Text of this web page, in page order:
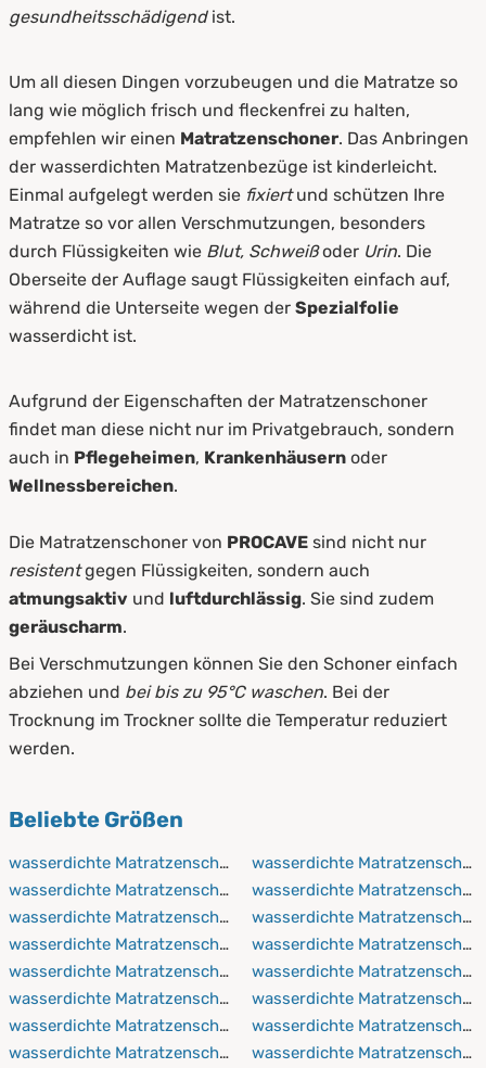
gesundheitsschädigendist.
Um all diesen Dingen vorzubeugen und die Matratze so
lang wie möglich frisch und fleckenfrei zu halten,
empfehlen wir einen Matratzenschoner. Das Anbringen
der wasserdichten Matratzenbezüge ist kinderleicht.
Einmal aufgelegt werden sie fixiertund schützen Ihre
Matratze so vor allen Verschmutzungen, besonders
durch Flüssigkeiten wie Blut, Schweißoder Urin. Die
Oberseite der Auflage saugt Flüssigkeiten einfach auf,
während die Unterseite wegen der Spezialfolie
wasserdicht ist.
Aufgrund der Eigenschaften der Matratzenschoner
findet man diese nicht nur im Privatgebrauch, sondern
auch in Pflegeheimen, Krankenhäusern oder
Wellnessbereichen.
Die Matratzenschoner von PROCAVE sind nicht nur
resistentgegen Flüssigkeiten, sondern auch
atmungsaktiv und luftdurchlässig. Sie sind zudem
geräuscharm.
Bei Verschmutzungen können Sie den Schoner einfach
abziehen und bei bis zu 95°C waschen. Bei der
Trocknung im Trockner sollte die Temperatur reduziert
werden.
Beliebte Größen
wasserdichte Matratzenschoner 50x70 cm
wasserdichte Matratzenschoner 50x90 cm
wasserdichte Matratzenschoner 50x100 cm
wasserdichte Matratzenschoner 60x120 cm
wasserdichte Matratzenschoner 60x190 cm
wasserdichte Matratzenschoner 60x200 cm
wasserdichte Matratzenschoner 60x210 cm
wasserdichte Matratzenschoner 60x220 cm
wasserdichte
wasserdichte
wasserdichte
wasserdichte
wasserdichte
wasserdichte
wasserdichte
wasserdichte